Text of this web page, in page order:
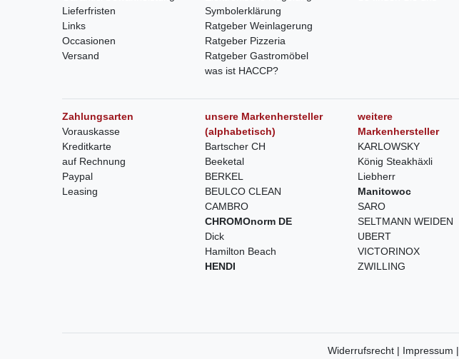
Lieferfristen
Links
Occasionen
Versand
Symbolerklärung
Ratgeber Weinlagerung
Ratgeber Pizzeria
Ratgeber Gastromöbel
was ist HACCP?
Zahlungsarten
Vorauskasse
Kreditkarte
auf Rechnung
Paypal
Leasing
unsere Markenhersteller
(alphabetisch)
Bartscher CH
Beeketal
BERKEL
BEULCO CLEAN
CAMBRO
CHROMOnorm DE
Dick
Hamilton Beach
HENDI
weitere
Markenhersteller
KARLOWSKY
König Steakhäxli
Liebherr
Manitowoc
SARO
SELTMANN WEIDEN
UBERT
VICTORINOX
ZWILLING
Widerrufsrecht | Impressum |